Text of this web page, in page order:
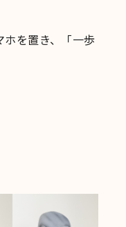
ホを置き、「一歩